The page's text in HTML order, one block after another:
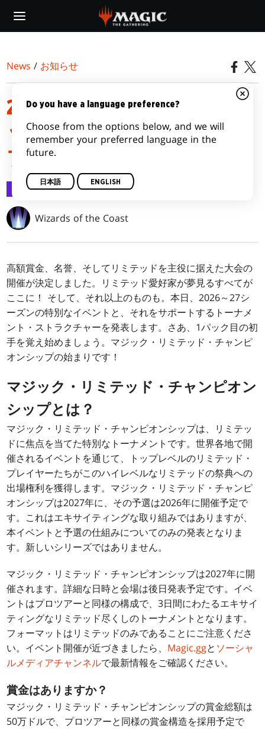
main
News / お知らせ
2027年マジック・リミテ
ッド・チャンピオンシッ
プのお知らせ
お知らせ 2025/10/27
Wizards of the Coast
高額賞金、名誉、そしてリミテッドを主役に据えた大会の
開催が決定しました。リミテッド愛好家が夢見るすべてが
ここに！ そして、それ以上のものも。本日、2026～27シ
ーズンの特別なイベントと、それをサポートするトーナメ
ント・ストラクチャーを発表します。さあ、1パック目の初
手を覚え始めましょう。マジック・リミテッド・チャンピ
オンシップの始まりです！
マジック・リミテッド・チャンピオン
シップとは？
マジック・リミテッド・チャンピオンシップは、リミテッ
ドに焦点を当てた特別なトーナメントです。世界各地で開
催されるイベントを通じて、トップレベルのリミテッド・
プレイヤーたちがこのハイレベルなリミテッドの祭典への
出場権利を獲得します。マジック・リミテッド・チャンピ
オンシップは2027年に、その予選は2026年に開催予定で
す。これはエキサイティングな取り組みではありますが、
本イベントと予選の仕組みについてのみの発表となりま
す。新しいシリーズではありません。
マジック・リミテッド・チャンピオンシップは2027年に開
催されます。詳細な日時と会場は後日発表予定です。イベ
ントはプロツアーと同様の構成で、3日間にわたるエキサイ
ティングなリミテッド尽くしのトーナメントとなります。
フォーマットはリミテッドのみであることにご注意くださ
い。イベント開催が近づきましたら、 Magic.ggと ソーシャ
ルメディアチャンネルで最新情報をご確認ください。
賞金はありますか？
マジック・リミテッド・チャンピオンシップの賞金総額は
50万ドルで、プロツアーと同様の賞金構造を採用予定で
Do you have a language preference?
Choose from the options below, and we will
remember your preferred language in the
future.
日本語 ENGLISH